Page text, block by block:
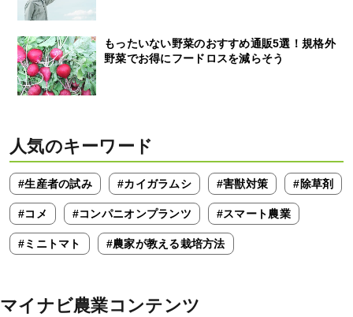
もったいない野菜のおすすめ通販5選！規格外
野菜でお得にフードロスを減らそう
人気のキーワード
#生産者の試み #カイガラムシ #害獣対策 #除草剤
#コメ #コンパニオンプランツ #スマート農業
#ミニトマト #農家が教える栽培方法
マイナビ農業コンテンツ